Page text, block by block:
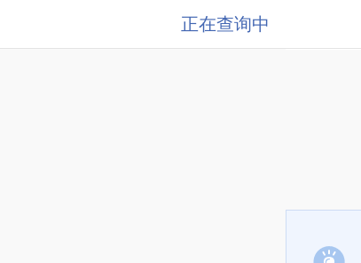
正在查询中